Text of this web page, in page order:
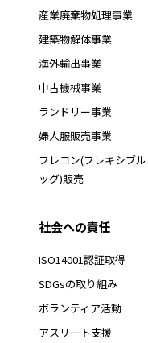
産業廃棄物処理事業
建築物解体事業
海外輸出事業
中古機械事業
ランドリー事業
婦人服販売事業
フレコン(フレキシブ
ッグ)販売
社会への責任
ISO14001認証取得
SDGsの取り組み
ボランティア活動
アスリート支援